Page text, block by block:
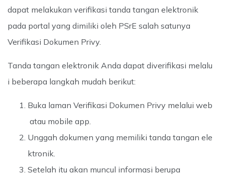
dapat melakukan verifikasi tanda tangan elektronik
pada portal yang dimiliki oleh PSrE salah satunya
Verifikasi Dokumen Privy.
Tanda tangan elektronik Anda dapat diverifikasi melalu
i beberapa langkah mudah berikut:
Buka laman Verifikasi Dokumen Privy melalui web
atau mobile app.
Unggah dokumen yang memiliki tanda tangan ele
ktronik.
Setelah itu akan muncul informasi berupa